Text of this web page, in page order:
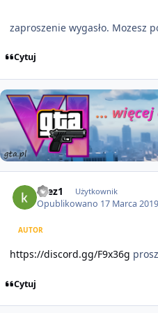
zaproszenie wygasło. Mozesz
Cytuj
krez1 Użytkownik
Opublikowano 17 Marca
AUTOR
https://discord.gg/F9x36g
Cytuj